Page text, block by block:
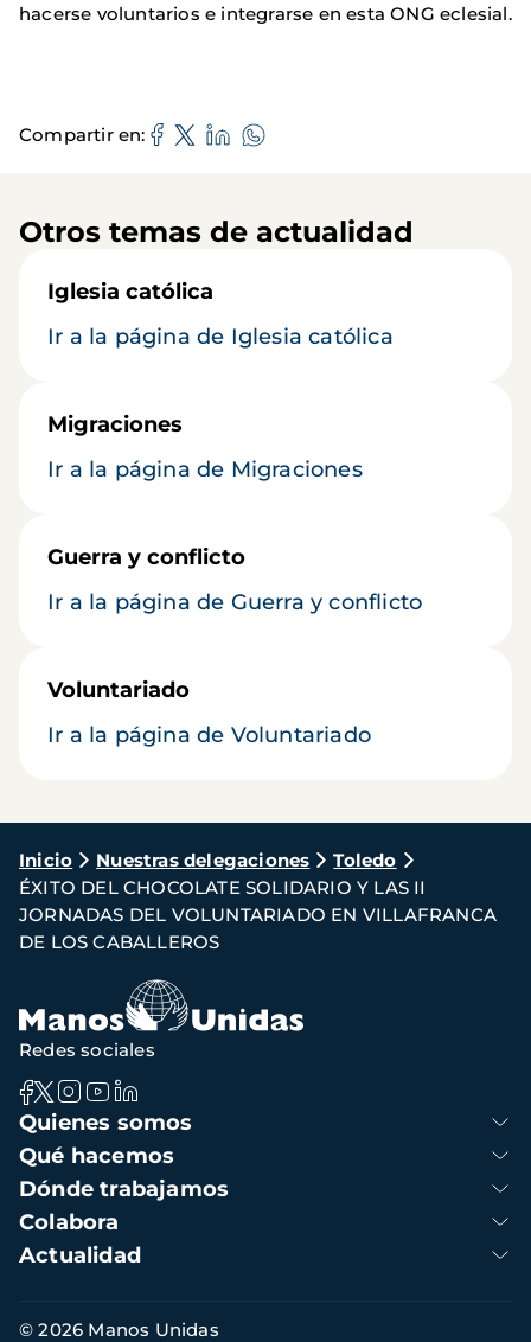
hacerse voluntarios e integrarse en esta ONG eclesial.
Compartir en
Otros temas de actualidad
Iglesia católica
Ir a la página de Iglesia católica
Migraciones
Ir a la página de Migraciones
Guerra y conflicto
Ir a la página de Guerra y conflicto
Voluntariado
Ir a la página de Voluntariado
Ruta
de
navegación
Inicio Nuestras delegaciones
Toledo
ÉXITO DEL CHOCOLATE SOLIDARIO Y LAS II
JORNADAS DEL VOLUNTARIADO EN VILLAFRANCA
DE LOS CABALLEROS
Navegación
principal
Quienes somos
Qué hacemos
Dónde trabajamos
Colabora
Actualidad
Redes sociales
Información
© 2026 Manos Unidas